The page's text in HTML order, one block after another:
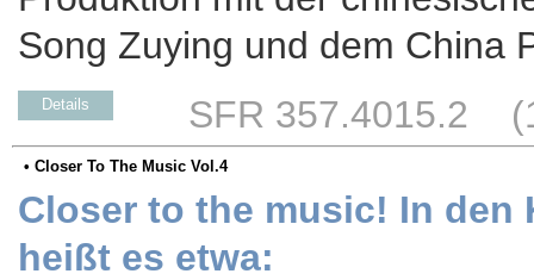
Song Zuying und dem China
Details SFR 357.4015.2
• Closer To The Music Vol.4
Closer to the music! In den
heißt es etwa: